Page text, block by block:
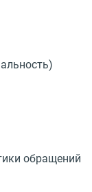
обращений